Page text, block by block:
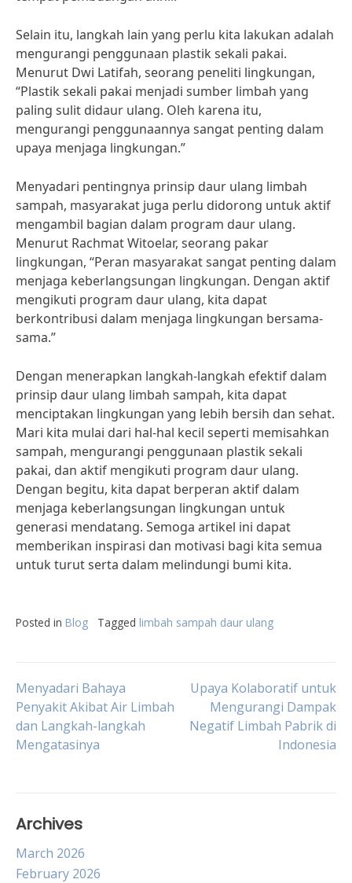
Selain itu, langkah lain yang perlu kita lakukan adalah
mengurangi penggunaan plastik sekali pakai.
Menurut Dwi Latifah, seorang peneliti lingkungan,
“Plastik sekali pakai menjadi sumber limbah yang
paling sulit didaur ulang. Oleh karena itu,
mengurangi penggunaannya sangat penting dalam
upaya menjaga lingkungan.”
Menyadari pentingnya prinsip daur ulang limbah
sampah, masyarakat juga perlu didorong untuk aktif
mengambil bagian dalam program daur ulang.
Menurut Rachmat Witoelar, seorang pakar
lingkungan, “Peran masyarakat sangat penting dalam
menjaga keberlangsungan lingkungan. Dengan aktif
mengikuti program daur ulang, kita dapat
berkontribusi dalam menjaga lingkungan bersama-
sama.”
Dengan menerapkan langkah-langkah efektif dalam
prinsip daur ulang limbah sampah, kita dapat
menciptakan lingkungan yang lebih bersih dan sehat.
Mari kita mulai dari hal-hal kecil seperti memisahkan
sampah, mengurangi penggunaan plastik sekali
pakai, dan aktif mengikuti program daur ulang.
Dengan begitu, kita dapat berperan aktif dalam
menjaga keberlangsungan lingkungan untuk
generasi mendatang. Semoga artikel ini dapat
memberikan inspirasi dan motivasi bagi kita semua
untuk turut serta dalam melindungi bumi kita.
Posted in Blog Tagged limbah sampah daur ulang
Post
navigation
Menyadari Bahaya
Penyakit Akibat Air Limbah
dan Langkah-langkah
Mengatasinya
Upaya Kolaboratif untuk
Mengurangi Dampak
Negatif Limbah Pabrik di
Indonesia
Archives
March 2026
February 2026